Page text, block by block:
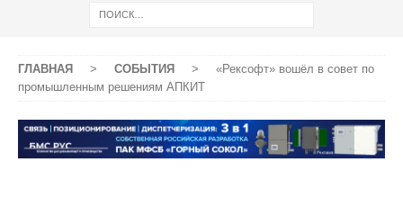
ГЛАВНАЯ > СОБЫТИЯ >
«Рексофт» вошёл в совет по
промышленным решениям АПКИТ